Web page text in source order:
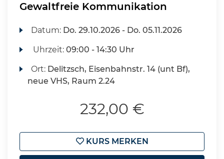
Gewaltfreie Kommunikation
Datum: Do. 29.10.2026 - Do. 05.11.2026
Uhrzeit:09:00 - 14:30 Uhr
Ort: Delitzsch, Eisenbahnstr. 14 (unt Bf),
neue VHS, Raum 2.24
232,00 €
KURS MERKEN